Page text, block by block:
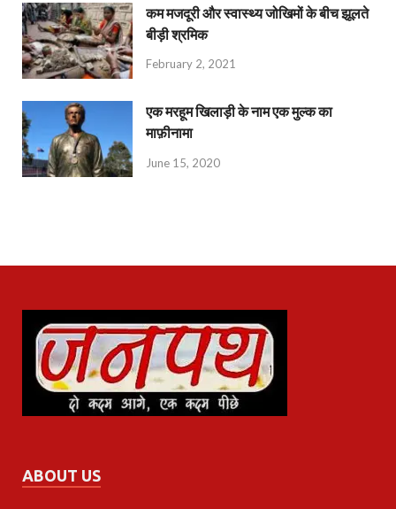
कम मजदूरी और स्वास्थ्य जोखिमों के बीच झूलते
बीड़ी श्रमिक
February 2, 2021
एक मरहूम खिलाड़ी के नाम एक मुल्क का
माफ़ीनामा
June 15, 2020
ABOUT US